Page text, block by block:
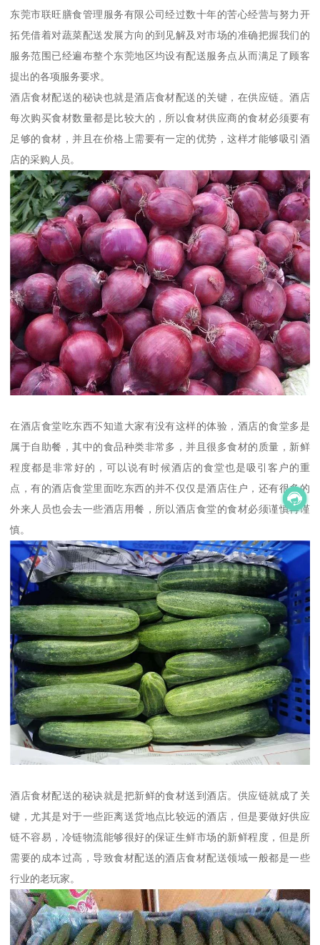
东莞市联旺膳食管理服务有限公司经过数十年的苦心经营与努力开
拓凭借着对蔬菜配送发展方向的到见解及对市场的准确把握我们的
服务范围已经遍布整个东莞地区均设有配送服务点从而满足了顾客
提出的各项服务要求。
酒店食材配送的秘诀也就是酒店食材配送的关键，在供应链。酒店
每次购买食材数量都是比较大的，所以食材供应商的食材必须要有
足够的食材，并且在价格上需要有一定的优势，这样才能够吸引酒
店的采购人员。
在酒店食堂吃东西不知道大家有没有这样的体验，酒店的食堂多是
属于自助餐，其中的食品种类非常多，并且很多食材的质量，新鲜
程度都是非常好的，可以说有时候酒店的食堂也是吸引客户的重
点，有的酒店食堂里面吃东西的并不仅仅是酒店住户，还有很多的
外来人员也会去一些酒店用餐，所以酒店食堂的食材必须谨慎再谨
慎。
酒店食材配送的秘诀就是把新鲜的食材送到酒店。供应链就成了关
键，尤其是对于一些距离送货地点比较远的酒店，但是要做好供应
链不容易，冷链物流能够很好的保证生鲜市场的新鲜程度，但是所
需要的成本过高，导致食材配送的酒店食材配送领域一般都是一些
行业的老玩家。